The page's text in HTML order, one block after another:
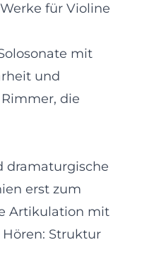
für Violine
mit
und
die
dramaturgische
erst zum
Artikulation mit
Struktur